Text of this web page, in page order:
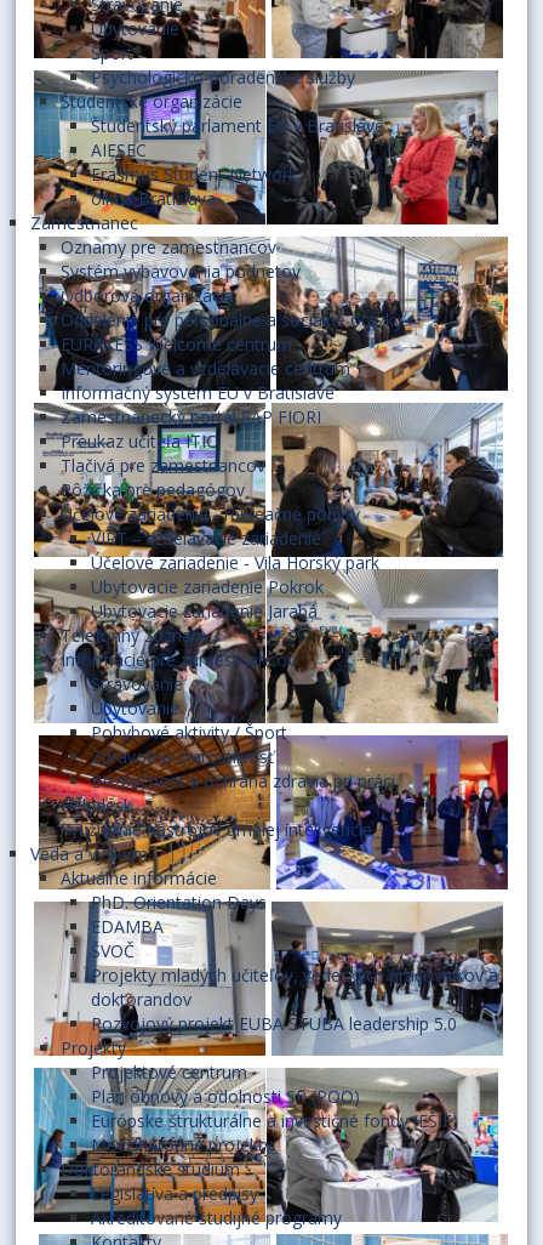
Ubytovanie
Šport
Psychologicko-poradenské služby
Študentské organizácie
Študentský parlament EU v Bratislave
AIESEC
Erasmus Student Network
oikos Bratislava
Zamestnanec
Oznamy pre zamestnancov
Systém vybavovania podnetov
Odborová organizácia
Oddelenie pre personálne a sociálne otázky
EURAXESS Welcome centrum
Mentoringové a vzdelávacie centrum
Informačný systém EU v Bratislave
Zamestnanecký portál SAP FIORI
Preukaz učiteľa ITIC
Tlačivá pre zamestnancov
Pôžička pre pedagógov
Účelové zariadenia - rekreačné pobyty
VIRT – vzdelávacie zariadenie
Účelové zariadenie - Vila Horský park
Ubytovacie zariadenie Pokrok
Ubytovacie zariadenie Jarabá
Telefónny zoznam
Informácie pre zamestnancov
Stravovanie
Ubytovanie
Pohybové aktivity / Šport
Zdravotná starostlivosť
Bezpečnosť a ochrana zdravia pri práci
Helpdesk
Využívanie nástrojov umelej inteligencie
Veda a výskum
Aktuálne informácie
PhD. Orientation Days
EDAMBA
ŠVOČ
Projekty mladých učiteľov, vedeckých pracovníkov a
doktorandov
Rozvojový projekt EUBA STUBA leadership 5.0
Projekty
Projektové centrum
Plán obnovy a odolnosti SR (POO)
Európske štrukturálne a investičné fondy (EŠIF)
Medzinárodné projekty
Doktorandské štúdium
Legislatíva a predpisy
Akreditované študijné programy